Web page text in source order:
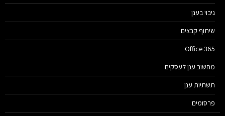
גיבוי בענן
שיתוף קבצים
Office 365
מחשוב ענן לעסקים
תשתיות ענן
פרסומים